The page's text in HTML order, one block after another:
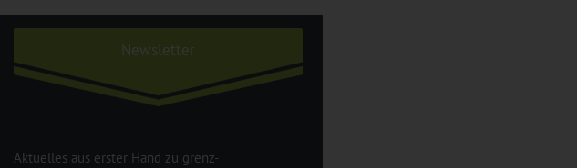
Newsletter
Aktuelles aus erster Hand zu grenz-